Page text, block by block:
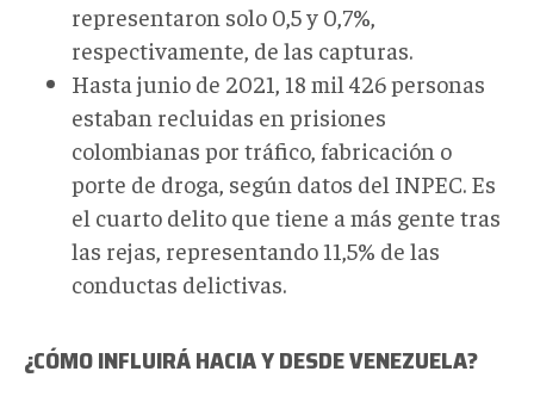
representaron solo 0,5 y 0,7%,
respectivamente, de las capturas.
Hasta junio de 2021, 18 mil 426 personas
estaban recluidas en prisiones
colombianas por tráfico, fabricación o
porte de droga, según datos del INPEC. Es
el cuarto delito que tiene a más gente tras
las rejas, representando 11,5% de las
conductas delictivas.
¿CÓMO INFLUIRÁ HACIA Y DESDE VENEZUELA?